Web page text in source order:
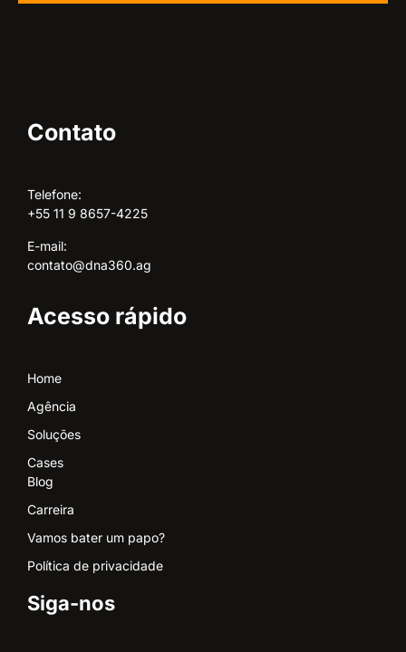
Contato
Telefone:
+55 11 9 8657-4225
E-mail:
contato@dna360.ag
Acesso rápido
Home
Agência
Soluções
Cases
Blog
Carreira
Vamos bater um papo?
Política de privacidade
Siga-nos